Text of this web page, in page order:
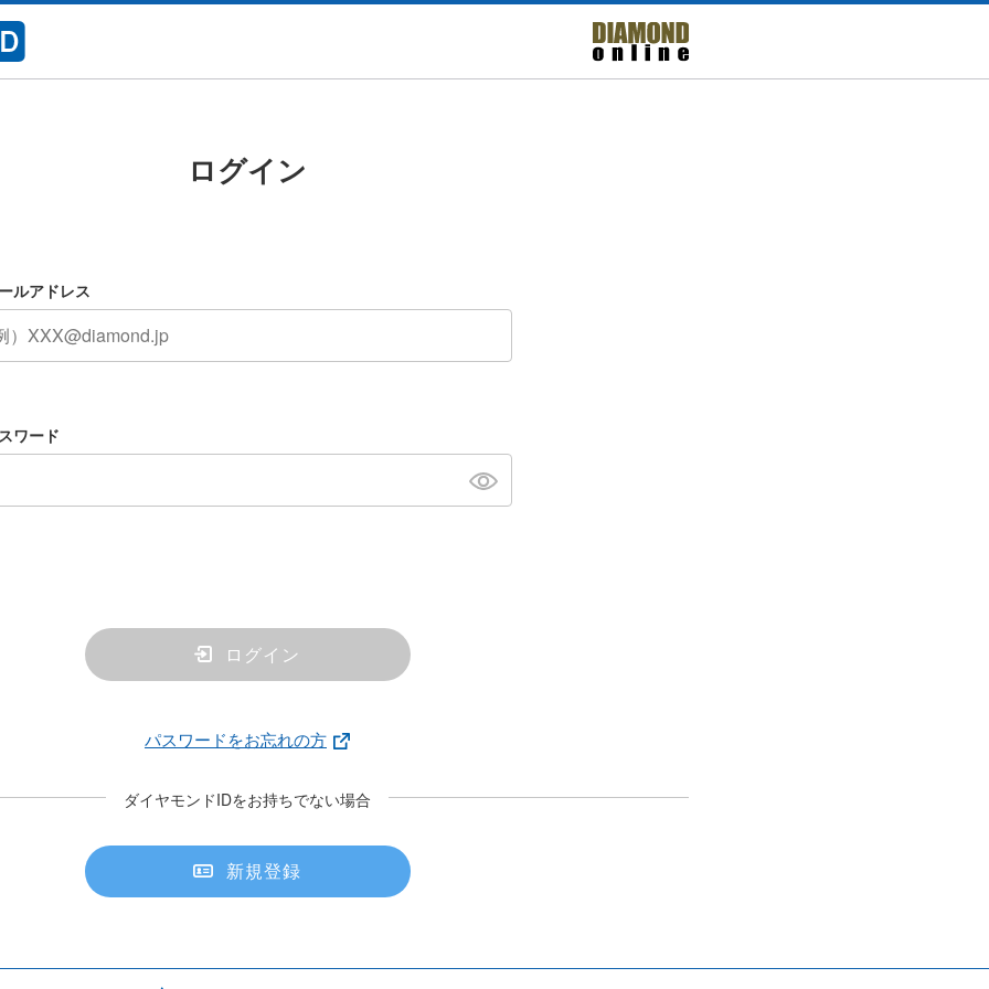
ログイン
ルアドレス
ワード
ログイン
パスワードをお忘れの方
ダイヤモンドIDをお持ちでない場合
新規登録